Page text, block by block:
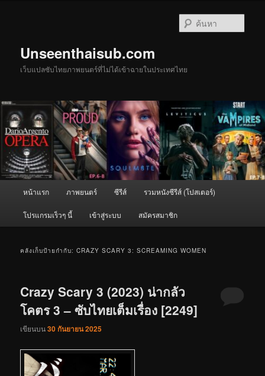
Unseenthaisub.com
เว็บแปลซับไทยภาพยนตร์ที่ไม่ได้เข้าฉายในประเทศไทย
หน้าแรก ภาพยนตร์ ซีรีส์ รวมหนังซีรีส์ (โปสเตอร์)
โปรแกรมเร็วๆ นี้ เข้าสู่ระบบ สมัครสมาชิก
คลังเก็บป้ายกำกับ:CRAZY SCARY 3: SCREAMING WOMEN
Crazy Scary 3 (2023) น่ากลัว
โคตร 3 – ซับไทยเต็มเรื่อง [2249]
เขียนบน30 กันยายน 2025